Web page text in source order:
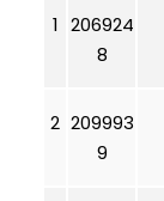
1 206924
8
2 209993
9